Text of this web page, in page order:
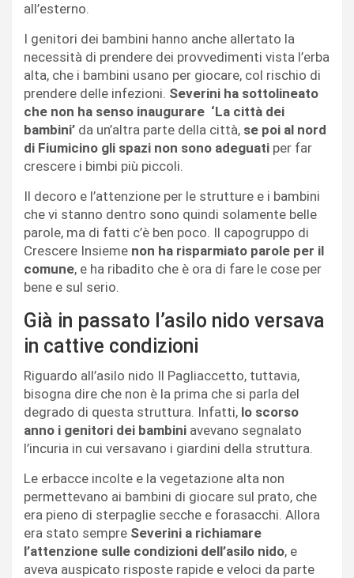
all’esterno.
I genitori dei bambini hanno anche allertato la
necessità di prendere dei provvedimenti vista l’erba
alta, che i bambini usano per giocare, col rischio di
prendere delle infezioni. Severini ha sottolineato
che non ha senso inaugurare ‘La città dei
bambini’ da un’altra parte della città, se poi al nord
di Fiumicino gli spazi non sono adeguati per far
crescere i bimbi più piccoli.
Il decoro e l’attenzione per le strutture e i bambini
che vi stanno dentro sono quindi solamente belle
parole, ma di fatti c’è ben poco. Il capogruppo di
Crescere Insieme non ha risparmiato parole per il
comune, e ha ribadito che è ora di fare le cose per
bene e sul serio.
Già in passato l’asilo nido versava
in cattive condizioni
Riguardo all’asilo nido Il Pagliaccetto, tuttavia,
bisogna dire che non è la prima che si parla del
degrado di questa struttura. Infatti, lo scorso
anno i genitori dei bambini avevano segnalato
l’incuria in cui versavano i giardini della struttura.
Le erbacce incolte e la vegetazione alta non
permettevano ai bambini di giocare sul prato, che
era pieno di sterpaglie secche e forasacchi. Allora
era stato sempre Severini a richiamare
l’attenzione sulle condizioni dell’asilo nido, e
aveva auspicato risposte rapide e veloci da parte